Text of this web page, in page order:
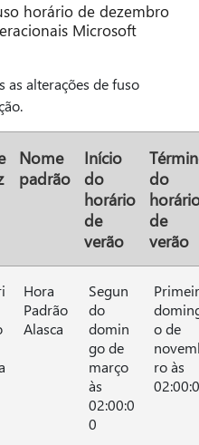
horário de dezembro
Microsoft
as alterações de fuso
Nome
padrão
Início
do
horário
de
verão
do
de
verão
Hora
Padrão
Alasca
Segun
do
domin
go de
março
às
02:00:0
0
o de
ro às